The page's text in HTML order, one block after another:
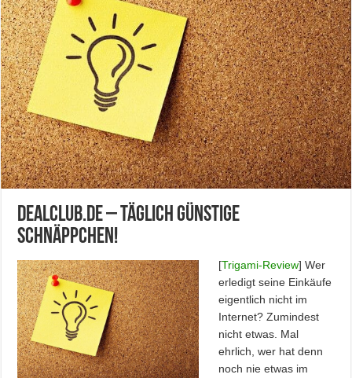
Dealclub.de – Täglich günstige
Schnäppchen!
[Trigami-Review] Wer
erledigt seine Einkäufe
eigentlich nicht im
Internet? Zumindest
nicht etwas. Mal
ehrlich, wer hat denn
noch nie etwas im